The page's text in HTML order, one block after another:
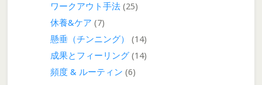
ワークアウト手法(25)
休養&ケア (7)
懸垂（チンニング）
(14)
成果とフィーリング(14)
頻度 & ルーティン (6)